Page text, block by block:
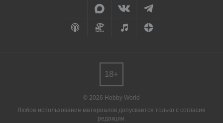
© 2026 Hobby World
Любое использование материалов допускается только с согласия
редакции.
18+